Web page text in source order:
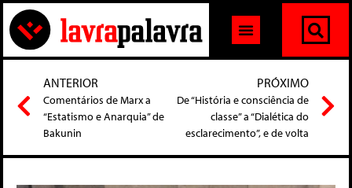
ANTERIOR
Comentários de Marx a
“Estatismo e Anarquia” de
Bakunin
PRÓXIMO
De “História e consciência de
classe” a “Dialética do
esclarecimento”, e de volta